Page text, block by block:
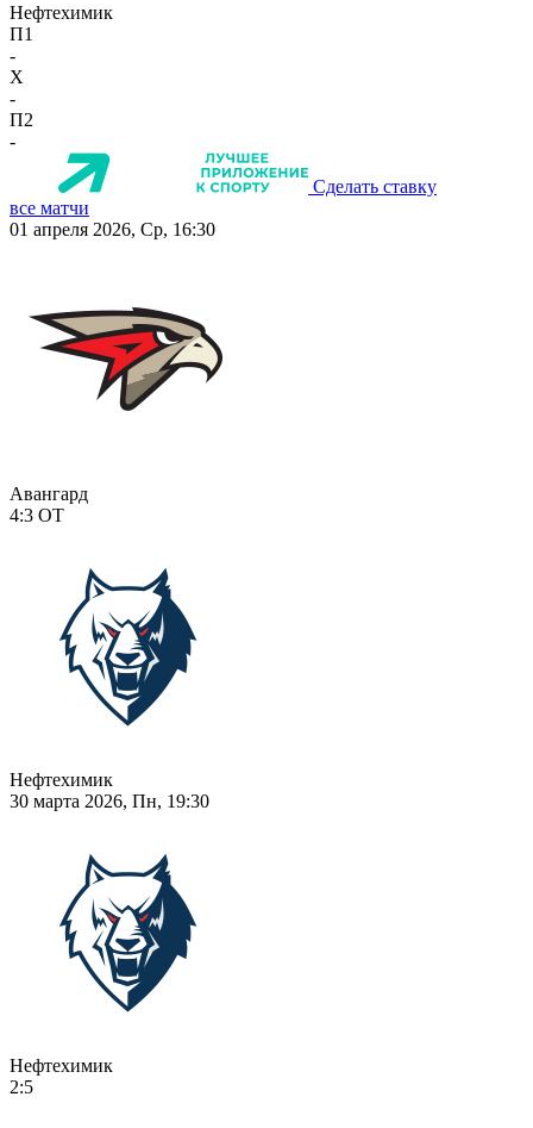
Нефтехимик
П1
-
X
-
П2
-
Сделать ставку
все матчи
01 апреля 2026, Ср, 16:30
Авангард
4:3 ОТ
Нефтехимик
30 марта 2026, Пн, 19:30
Нефтехимик
2:5